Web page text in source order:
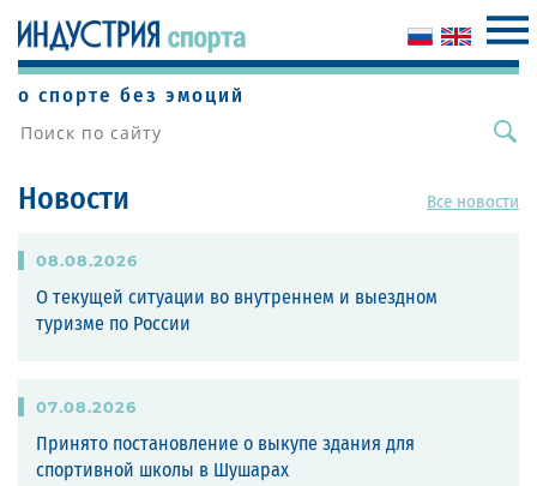
о спорте без эмоций
Новости Все новости
08.08.2026
О текущей ситуации во внутреннем и выездном
туризме по России
07.08.2026
Принято постановление о выкупе здания для
спортивной школы в Шушарах